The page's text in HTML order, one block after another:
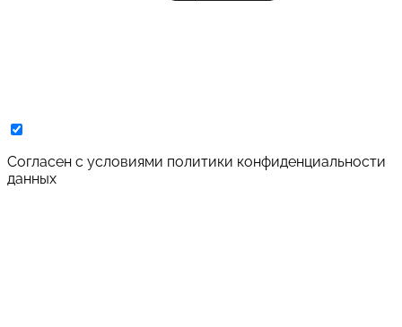
Cогласен с условиями политики конфиденциальности
данных